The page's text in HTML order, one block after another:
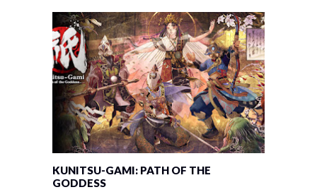
KUNITSU-GAMI: PATH OF THE
GODDESS